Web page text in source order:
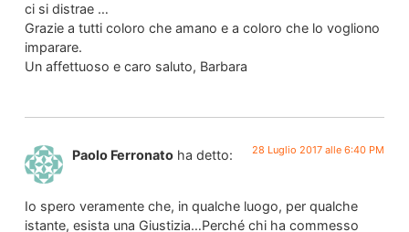
ci si distrae …
Grazie a tutti coloro che amano e a coloro che lo vogliono
imparare.
Un affettuoso e caro saluto, Barbara
Paolo Ferronato ha detto: 28 Luglio 2017 alle 6:40 PM
Io spero veramente che, in qualche luogo, per qualche
istante, esista una Giustizia…Perché chi ha commesso